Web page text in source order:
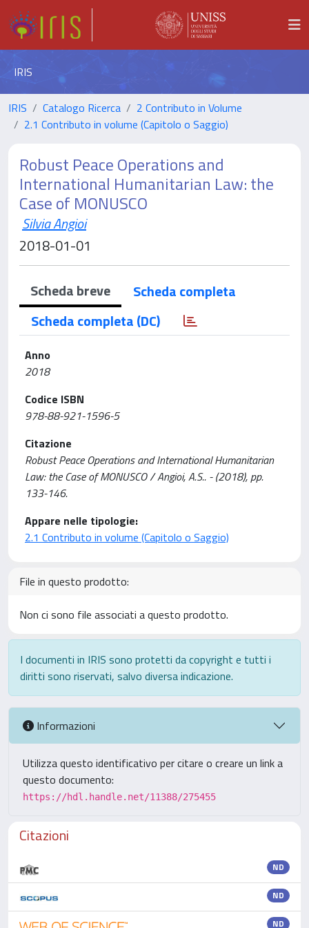
IRIS
IRIS Catalogo Ricerca
2 Contributo in Volume
2.1 Contributo in volume (Capitolo o Saggio)
Robust Peace Operations and
International Humanitarian Law: the
Case of MONUSCO
Silvia Angioi
2018-01-01
Scheda breve
Scheda completa
Scheda completa (DC)
Anno
2018
Codice ISBN
978-88-921-1596-5
Citazione
Robust Peace Operations and International Humanitarian
Law: the Case of MONUSCO / Angioi, A.S.. - (2018), pp.
133-146.
Appare nelle tipologie:
2.1 Contributo in volume (Capitolo o Saggio)
File in questo prodotto:
Non ci sono file associati a questo prodotto.
I documenti in IRIS sono protetti da copyright e tutti i
diritti sono riservati, salvo diversa indicazione.
Informazioni
Utilizza questo identificativo per citare o creare un link a
questo documento:
https://hdl.handle.net/11388/275455
Citazioni
ND
ND
ND